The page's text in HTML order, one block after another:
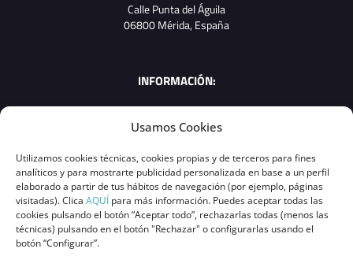
Usamos Cookies
Utilizamos cookies técnicas, cookies propias y de terceros para fines
analíticos y para mostrarte publicidad personalizada en base a un perfil
elaborado a partir de tus hábitos de navegación (por ejemplo, páginas
visitadas). Clica AQUÍ para más información. Puedes aceptar todas las
cookies pulsando el botón “Aceptar todo”, rechazarlas todas (menos las
técnicas) pulsando en el botón "Rechazar" o configurarlas usando el
botón “Configurar”.
Calle Punta del Águila
06800 Mérida, España
INFORMACIÓN:
Aviso Legal
Política de privacidad
FORMACIÓN:
Máster Presencial Desarrollo Personal
Máster Presencial Empresas y Profesionales